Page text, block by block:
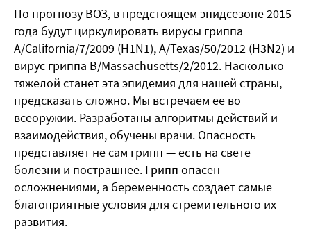
По прогнозу ВОЗ, в предстоящем эпидсезоне 2015
года будут циркулировать вирусы гриппа
A/California/7/2009 (H1N1), A/Texas/50/2012 (H3N2) и
вирус гриппа B/Massachusetts/2/2012. Насколько
тяжелой станет эта эпидемия для нашей страны,
предсказать сложно. Мы встречаем ее во
всеоружии. Разработаны алгоритмы действий и
взаимодействия, обучены врачи. Опасность
представляет не сам грипп — есть на свете
болезни и пострашнее. Грипп опасен
осложнениями, а беременность создает самые
благоприятные условия для стремительного их
развития.